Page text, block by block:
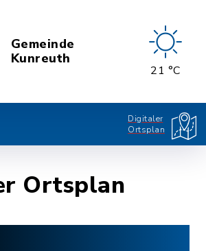
Gemeinde
Kunreuth
21 °C
Digitaler
Ortsplan
Ortsplan